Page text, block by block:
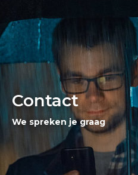
Contact
We spreken je graag